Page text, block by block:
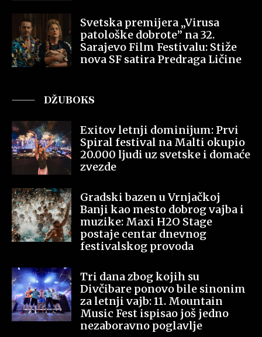
Svetska premijera „Virusa
patološke dobrote” na 32.
Sarajevo Film Festivalu: Stiže
nova SF satira Predraga Ličine
DŽUBOKS
Exitov letnji dominijum: Prvi
Spiral festival na Malti okupio
20.000 ljudi uz svetske i domaće
zvezde
Gradski bazen u Vrnjačkoj
Banji kao mesto dobrog vajba i
muzike: Maxi H2O Stage
postaje centar dnevnog
festivalskog provoda
Tri dana zbog kojih su
Divčibare ponovo bile sinonim
za letnji vajb: 11. Mountain
Music Fest ispisao još jedno
nezaboravno poglavlje